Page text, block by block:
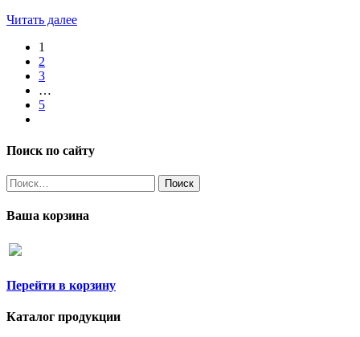
Читать далее
1
2
3
…
5
Поиск по сайту
Найти:
Ваша корзина
Перейти в корзину
Каталог продукции